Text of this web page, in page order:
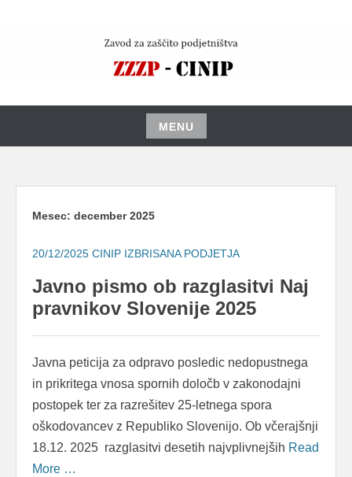
MENU
Skip
content
Mesec: december 2025
20/12/2025 CINIP IZBRISANA PODJETJA
Javno pismo ob razglasitvi Naj
pravnikov Slovenije 2025
Javna peticija za odpravo posledic nedopustnega
in prikritega vnosa spornih določb v zakonodajni
postopek ter za razrešitev 25-letnega spora
oškodovancev z Republiko Slovenijo. Ob včerajšnji
18.12. 2025 razglasitvi desetih najvplivnejših Read
More …